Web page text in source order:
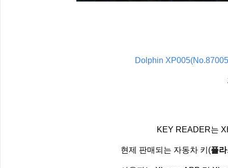
Dolphin
KEY READER는
현제 판매되는 자동차 키(플